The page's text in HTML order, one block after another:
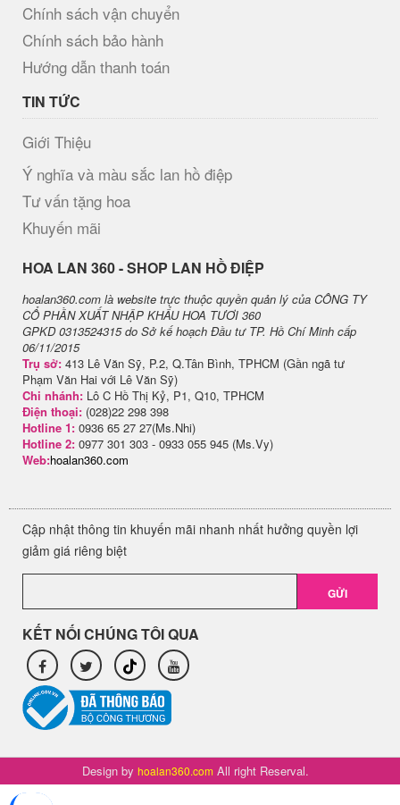
Chính sách vận chuyển
Chính sách bảo hành
Hướng dẫn thanh toán
TIN TỨC
Giới Thiệu
Ý nghĩa và màu sắc lan hồ điệp
Tư vấn tặng hoa
Khuyến mãi
H​OA LAN 360 - SHOP LAN HỒ ĐIỆP
hoalan360.com là website trực thuộc quyền quản lý của CÔNG TY
CỔ PHẦN XUẤT NHẬP KHẨU HOA TƯƠI 360
GPKD 0313524315 do Sở kế hoạch Đầu tư TP. Hồ Chí Minh cấp
06/11/2015
Trụ sở: 413 Lê Văn Sỹ, P.2, Q.Tân Bình, TPHCM (Gần ngã tư
Phạm Văn Hai với Lê Văn Sỹ)
Chi nhánh: Lô C Hồ Thị Kỷ, P1, Q10, TPHCM
Điện thoại: (028)22 298 398
Hotline 1: 0936 65 27 27(Ms.Nhi)
Hotline 2: 0977 301 303 - 0933 055 945 (Ms.Vy)
Web:hoalan360.com
Cập nhật thông tin khuyến mãi nhanh nhất hưởng quyền lợi
giảm giá riêng biệt
GỬI
KẾT NỐI CHÚNG TÔI QUA
Design by hoalan360.com All right Reserval.